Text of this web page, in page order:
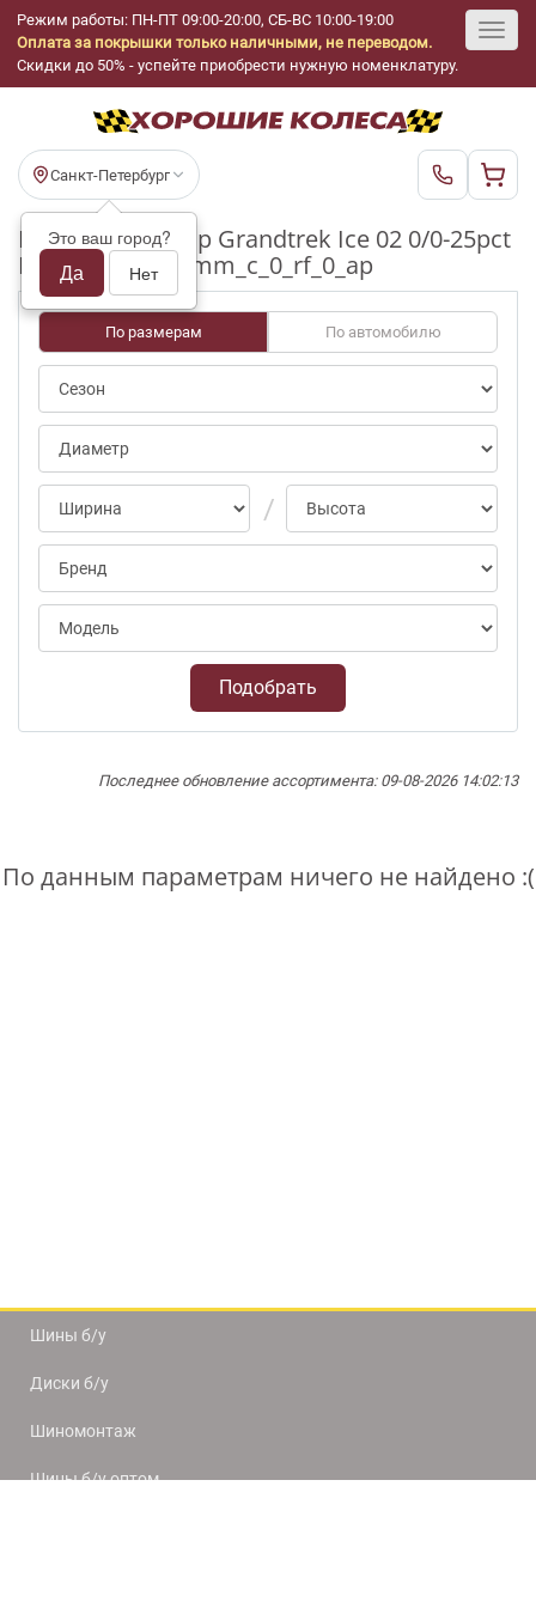
Режим работы: ПН-ПТ 09:00-20:00, СБ-ВС 10:00-19:00
Оплата за покрышки только наличными, не переводом.
Скидки до 50% - успейте приобрести нужную номенклатуру.
Санкт-Петербург
Это ваш город?
Да Нет
Шины бу Dunlop Grandtrek Ice 02 0/0-25pct
R18_225_55_4-5mm_c_0_rf_0_ap
По размерам По автомобилю
Подобрать
Последнее обновление ассортимента: 09-08-2026 14:02:13
По данным параметрам ничего не найдено :(
Шины б/у
Диски б/у
Шиномонтаж
Шины б/у оптом